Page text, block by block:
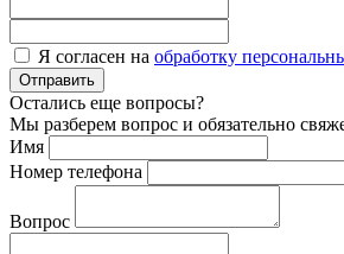
Я согласен на обработку
Отправить
Остались еще вопросы?
Мы разберем вопрос и обязательно
Имя
Номер телефона
Вопрос